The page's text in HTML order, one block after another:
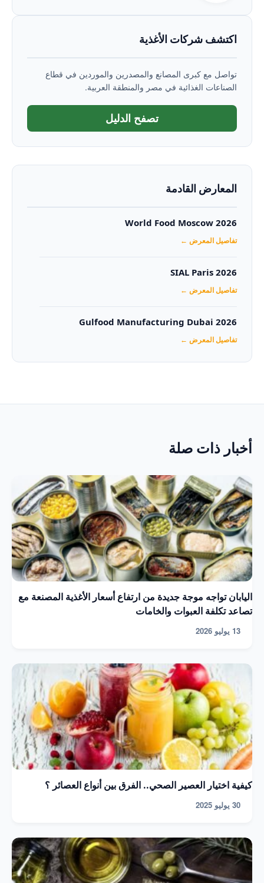
اكتشف شركات الأغذية
تواصل مع كبرى المصانع والمصدرين والموردين في قطاع
الصناعات الغذائية في مصر والمنطقة العربية.
تصفح الدليل
المعارض القادمة
World Food Moscow 2026
تفاصيل المعرض ←
SIAL Paris 2026
تفاصيل المعرض ←
Gulfood Manufacturing Dubai 2026‏
تفاصيل المعرض ←
أخبار ذات صلة
اليابان تواجه موجة جديدة من ارتفاع أسعار الأغذية المصنعة مع
تصاعد تكلفة العبوات والخامات
13 يوليو 2026
كيفية اختيار العصير الصحي.. الفرق بين أنواع العصائر ؟
30 يوليو 2025